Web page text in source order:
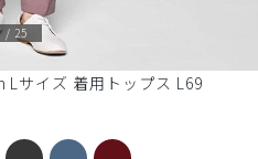
Lサイズ 着用トップス L69
/ 25